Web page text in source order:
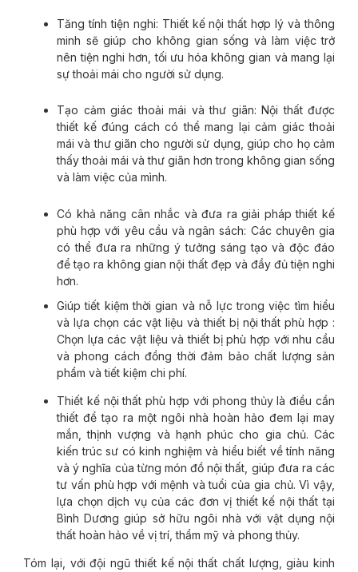
Tăng tính tiện nghi: Thiết kế nội thất hợp lý và thông
minh sẽ giúp cho không gian sống và làm việc trở
nên tiện nghi hơn, tối ưu hóa không gian và mang lại
sự thoải mái cho người sử dụng.
Tạo cảm giác thoải mái và thư giãn: Nội thất được
thiết kế đúng cách có thể mang lại cảm giác thoải
mái và thư giãn cho người sử dụng, giúp cho họ cảm
thấy thoải mái và thư giãn hơn trong không gian sống
và làm việc của mình.
Có khả năng cân nhắc và đưa ra giải pháp thiết kế
phù hợp với yêu cầu và ngân sách: Các chuyên gia
có thể đưa ra những ý tưởng sáng tạo và độc đáo
để tạo ra không gian nội thất đẹp và đầy đủ tiện nghi
hơn.
Giúp tiết kiệm thời gian và nỗ lực trong việc tìm hiểu
và lựa chọn các vật liệu và thiết bị nội thất phù hợp :
Chọn lựa các vật liệu và thiết bị phù hợp với nhu cầu
và phong cách đồng thời đảm bảo chất lượng sản
phẩm và tiết kiệm chi phí.
Thiết kế nội thất phù hợp với phong thủy là điều cần
thiết để tạo ra một ngôi nhà hoàn hảo đem lại may
mắn, thịnh vượng và hạnh phúc cho gia chủ. Các
kiến trúc sư có kinh nghiệm và hiểu biết về tính năng
và ý nghĩa của từng món đồ nội thất, giúp đưa ra các
tư vấn phù hợp với mệnh và tuổi của gia chủ. Vì vậy,
lựa chọn dịch vụ của các đơn vị thiết kế nội thất tại
Bình Dương giúp sở hữu ngôi nhà với vật dụng nội
thất hoàn hảo về vị trí, thẩm mỹ và phong thủy.
Tóm lại, với đội ngũ thiết kế nội thất chất lượng, giàu kinh